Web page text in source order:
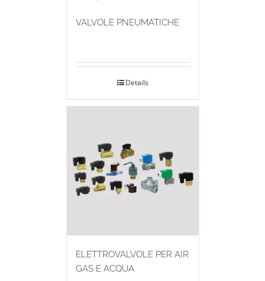
VALVOLE PNEUMATICHE
Details
ELETTROVALVOLE PER AIR
GAS E ACQUA